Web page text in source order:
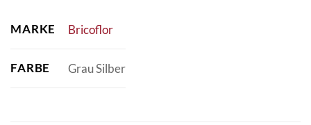
MARKE Bricoflor
FARBE Grau Silber